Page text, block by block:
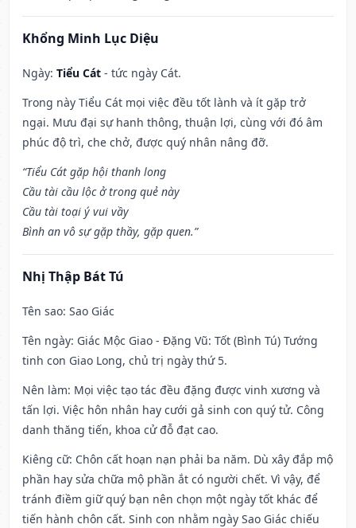
Khổng Minh Lục Diệu
Ngày: Tiểu Cát - tức ngày Cát.
Trong này Tiểu Cát mọi việc đều tốt lành và ít gặp trở
ngại. Mưu đại sự hanh thông, thuận lợi, cùng với đó âm
phúc độ trì, che chở, được quý nhân nâng đỡ.
“Tiểu Cát gặp hội thanh long
Cầu tài cầu lộc ở trong quẻ này
Cầu tài toại ý vui vầy
Bình an vô sự gặp thầy, gặp quen.”
Nhị Thập Bát Tú
Tên sao: Sao Giác
Tên ngày: Giác Mộc Giao - Đặng Vũ: Tốt (Bình Tú) Tướng
tinh con Giao Long, chủ trị ngày thứ 5.
Nên làm: Mọi việc tạo tác đều đặng được vinh xương và
tấn lợi. Việc hôn nhân hay cưới gả sinh con quý tử. Công
danh thăng tiến, khoa cử đỗ đạt cao.
Kiêng cữ: Chôn cất hoạn nạn phải ba năm. Dù xây đắp mộ
phần hay sửa chữa mộ phần ắt có người chết. Vì vậy, để
tránh điềm giữ quý bạn nên chọn một ngày tốt khác để
tiến hành chôn cất. Sinh con nhằm ngày Sao Giác chiếu